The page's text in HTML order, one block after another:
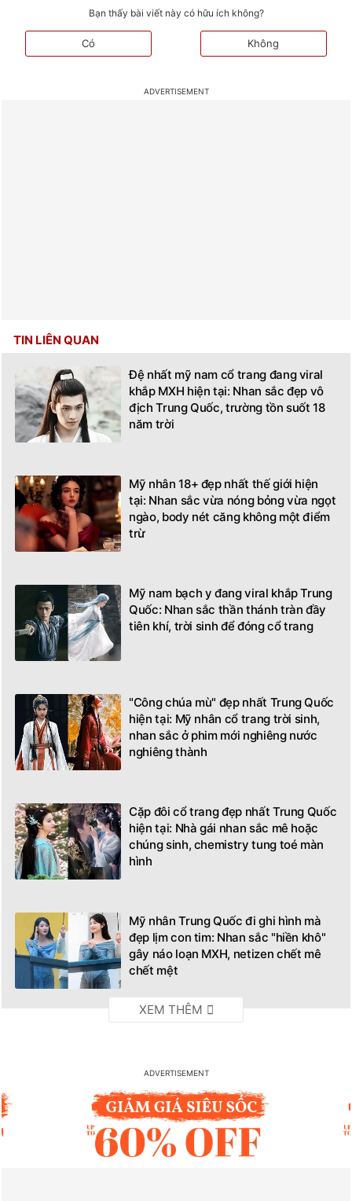
Bạn thấy bài viết này có hữu ích không?
Có Không
TIN LIÊN QUAN
Đệ nhất mỹ nam cổ trang đang viral
khắp MXH hiện tại: Nhan sắc đẹp vô
địch Trung Quốc, trường tồn suốt 18
năm trời
Mỹ nhân 18+ đẹp nhất thế giới hiện
tại: Nhan sắc vừa nóng bỏng vừa ngọt
ngào, body nét căng không một điểm
trừ
Mỹ nam bạch y đang viral khắp Trung
Quốc: Nhan sắc thần thánh tràn đầy
tiên khí, trời sinh để đóng cổ trang
"Công chúa mù" đẹp nhất Trung Quốc
hiện tại: Mỹ nhân cổ trang trời sinh,
nhan sắc ở phim mới nghiêng nước
nghiêng thành
Cặp đôi cổ trang đẹp nhất Trung Quốc
hiện tại: Nhà gái nhan sắc mê hoặc
chúng sinh, chemistry tung toé màn
hình
Mỹ nhân Trung Quốc đi ghi hình mà
đẹp lịm con tim: Nhan sắc "hiền khô"
gây náo loạn MXH, netizen chết mê
chết mệt